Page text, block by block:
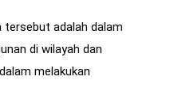
tersebut adalah dalam
di wilayah dan
melakukan